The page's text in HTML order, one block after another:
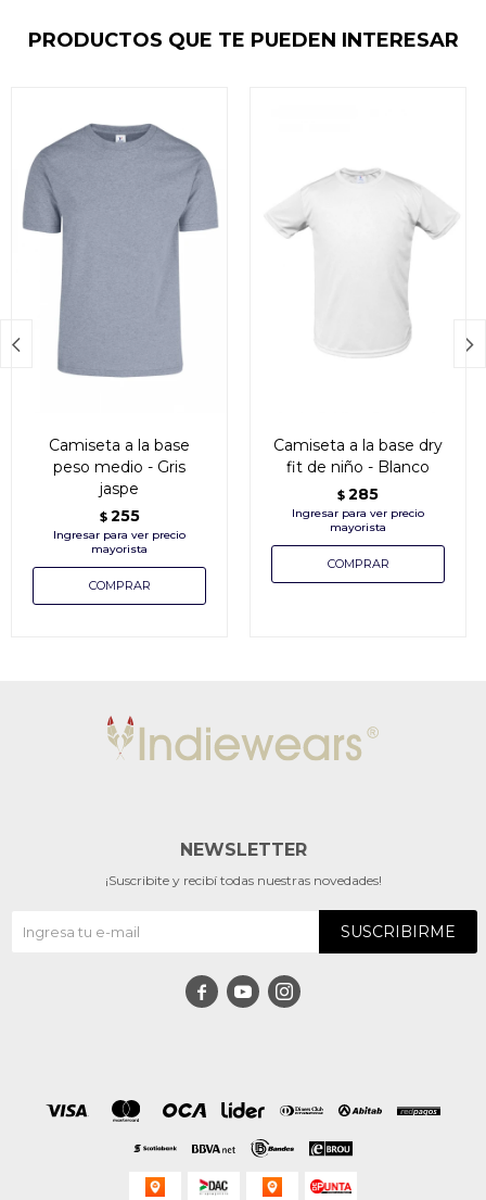
PRODUCTOS QUE TE PUEDEN INTERESAR
Camiseta a la base
peso medio - Gris
jaspe
$ 255
Camiseta a la base dry
fit de niño - Blanco
$ 285
 
NEWSLETTER
¡Suscribite y recibí todas nuestras novedades!
SUSCRIBIRME
  